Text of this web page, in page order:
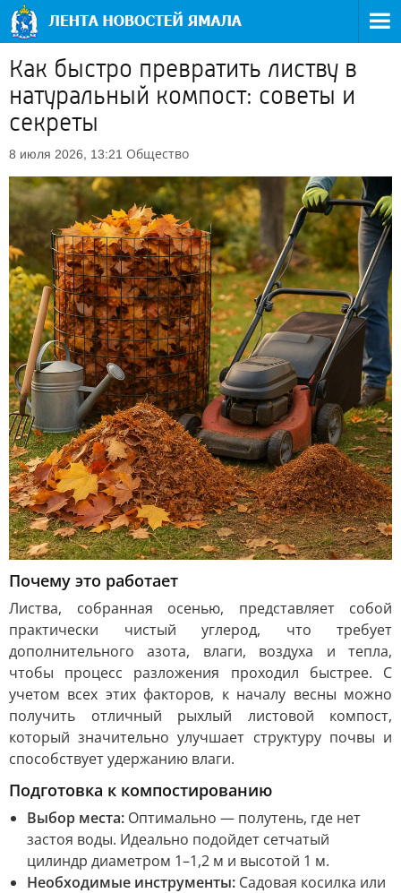
Как быстро превратить листву в
натуральный компост: советы и
секреты
8 июля 2026, 13:21 Общество
Почему это работает
Листва, собранная осенью, представляет собой
практически чистый углерод, что требует
дополнительного азота, влаги, воздуха и тепла,
чтобы процесс разложения проходил быстрее. С
учетом всех этих факторов, к началу весны можно
получить отличный рыхлый листовой компост,
который значительно улучшает структуру почвы и
способствует удержанию влаги.
Подготовка к компостированию
Выбор места: Оптимально — полутень, где нет
застоя воды. Идеально подойдет сетчатый
цилиндр диаметром 1–1,2 м и высотой 1 м.
Необходимые инструменты: Садовая косилка или